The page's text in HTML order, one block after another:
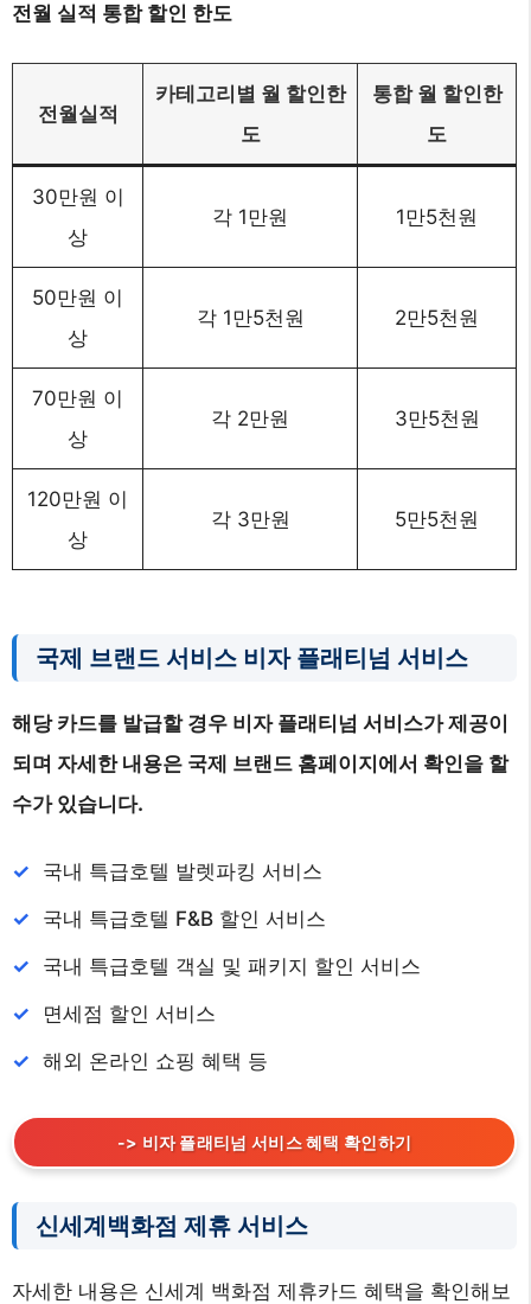
전월 실적 통합 할인 한도
전월실적
카테고리별 월 할인한
도
통합 월 할인한
도
30만원 이
상
각 1만원 1만5천원
50만원 이
상
각 1만5천원 2만5천원
70만원 이
상
각 2만원 3만5천원
120만원 이
상
각 3만원 5만5천원
국제 브랜드 서비스 비자 플래티넘 서비스
해당 카드를 발급할 경우 비자 플래티넘 서비스가 제공이
되며 자세한 내용은 국제 브랜드 홈페이지에서 확인을 할
수가 있습니다.
국내 특급호텔 발렛파킹 서비스
국내 특급호텔 F&B 할인 서비스
국내 특급호텔 객실 및 패키지 할인 서비스
면세점 할인 서비스
해외 온라인 쇼핑 혜택 등
-> 비자 플래티넘 서비스 혜택 확인하기
신세계백화점 제휴 서비스
자세한 내용은 신세계 백화점 제휴카드 혜택을 확인해보